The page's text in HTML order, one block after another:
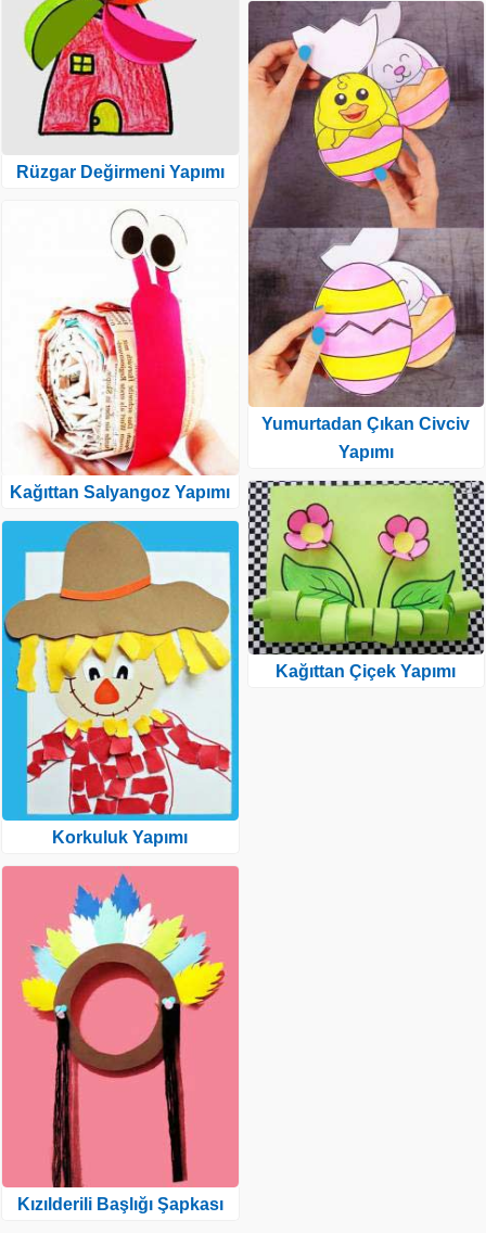
Rüzgar Değirmeni Yapımı
Kağıttan Salyangoz Yapımı
Korkuluk Yapımı
Kızılderili Başlığı Şapkası
Yumurtadan Çıkan Civciv
Yapımı
Kağıttan Çiçek Yapımı